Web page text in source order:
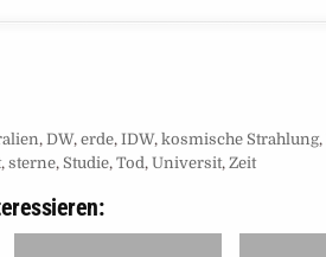
, DW, erde, IDW, kosmische Strahlung,
, sterne, Studie, Tod, Universit, Zeit